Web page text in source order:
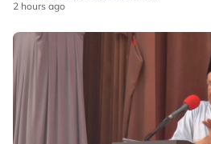
2 hours ago